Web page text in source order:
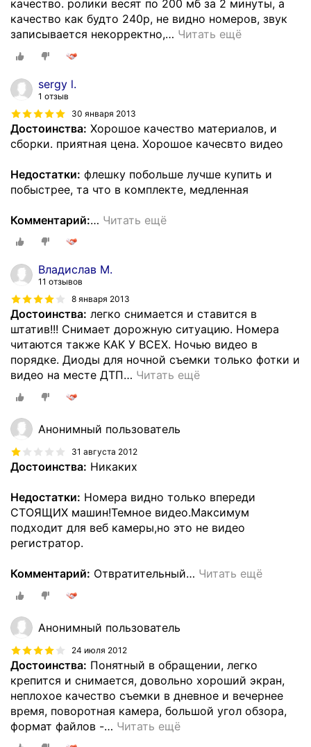
качество. ролики весят по 200 мб за 2 минуты, а
качество как будто 240p, не видно номеров, звук
записывается некорректно,… Читать ещё
sergy l.
1 отзыв
30 января 2013
Достоинства: Хорошое качество материалов, и
сборки. приятная цена. Хорошое качесвто видео
Недостатки: флешку побольше лучше купить и
побыстрее, та что в комплекте, медленная
Комментарий:… Читать ещё
Владислав М.
11 отзывов
8 января 2013
Достоинства: легко снимается и ставится в
штатив!!! Снимает дорожную ситуацию. Номера
читаются также КАК У ВСЕХ. Ночью видео в
порядке. Диоды для ночной съемки только фотки и
видео на месте ДТП… Читать ещё
Анонимный пользователь
31 августа 2012
Достоинства: Никаких
Недостатки: Номера видно только впереди
СТОЯЩИХ машин!Темное видео.Максимум
подходит для веб камеры,но это не видео
регистратор.
Комментарий: Отвратительный… Читать ещё
Анонимный пользователь
24 июля 2012
Достоинства: Понятный в обращении, легко
крепится и снимается, довольно хороший экран,
неплохое качество съемки в дневное и вечернее
время, поворотная камера, большой угол обзора,
формат файлов -… Читать ещё